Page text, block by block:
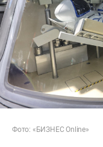
Фото: «БИЗНЕС Online»